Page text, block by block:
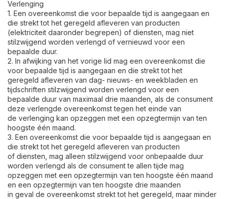
Verlenging
1. Een overeenkomst die voor bepaalde tijd is aangegaan en
die strekt tot het geregeld afleveren van producten
(elektriciteit daaronder begrepen) of diensten, mag niet
stilzwijgend worden verlengd of vernieuwd voor een
bepaalde duur.
2. In afwijking van het vorige lid mag een overeenkomst die
voor bepaalde tijd is aangegaan en die strekt tot het
geregeld afleveren van dag- nieuws- en weekbladen en
tijdschriften stilzwijgend worden verlengd voor een
bepaalde duur van maximaal drie maanden, als de consument
deze verlengde overeenkomst tegen het einde van
de verlenging kan opzeggen met een opzegtermijn van ten
hoogste één maand.
3. Een overeenkomst die voor bepaalde tijd is aangegaan en
die strekt tot het geregeld afleveren van producten
of diensten, mag alleen stilzwijgend voor onbepaalde duur
worden verlengd als de consument te allen tijde mag
opzeggen met een opzegtermijn van ten hoogste één maand
en een opzegtermijn van ten hoogste drie maanden
in geval de overeenkomst strekt tot het geregeld, maar minder